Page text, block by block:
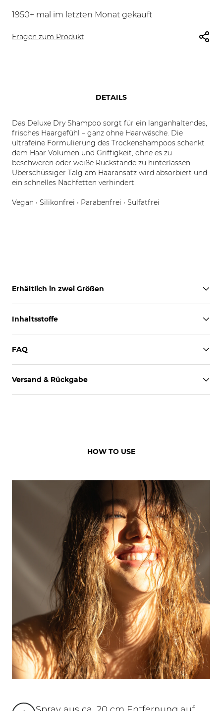
1950+ mal im letzten Monat gekauft
Fragen zum Produkt
DETAILS
Das Deluxe Dry Shampoo sorgt für ein langanhaltendes,
frisches Haargefühl – ganz ohne Haarwäsche. Die
ultrafeine Formulierung des Trockenshampoos schenkt
dem Haar Volumen und Griffigkeit, ohne es zu
beschweren oder weiße Rückstände zu hinterlassen.
Überschüssiger Talg am Haaransatz wird absorbiert und
ein schnelles Nachfetten verhindert.
Vegan • Silikonfrei • Parabenfrei • Sulfatfrei
Erhältlich in zwei Größen
Inhaltsstoffe
FAQ
Versand & Rückgabe
HOW TO USE